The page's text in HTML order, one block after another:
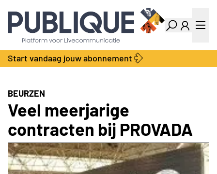
Industry Dashboard
Vacatures
Kalender
Producten
Bedrijvengids
Locatie Finder
Contact
Over ons
Adverteren
Abonnementen
Start vandaag jouw abonnement
BEURZEN
Veel meerjarige
contracten bij PROVADA